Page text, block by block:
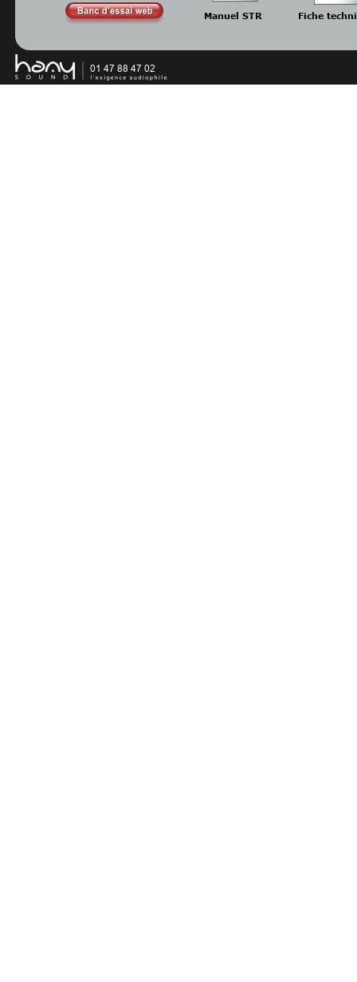
Manuel STR Fiche
01 47 88 47 02